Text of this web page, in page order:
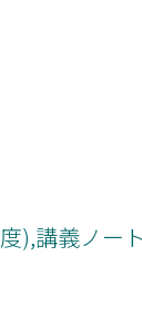
理学で重要な
WernerはSLE
み合わせ最適
行動から抽出さ
有用であるよう
),講義ノー